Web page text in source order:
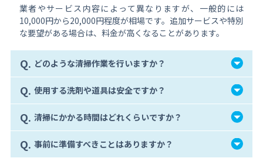
業者やサービス内容によって異なりますが、一般的には
10,000円から20,000円程度が相場です。追加サービスや特別
な要望がある場合は、料金が高くなることがあります。
Q. どのような清掃作業を行いますか？
Q. 使用する洗剤や道具は安全ですか？
Q. 清掃にかかる時間はどれくらいですか？
Q. 事前に準備すべきことはありますか？